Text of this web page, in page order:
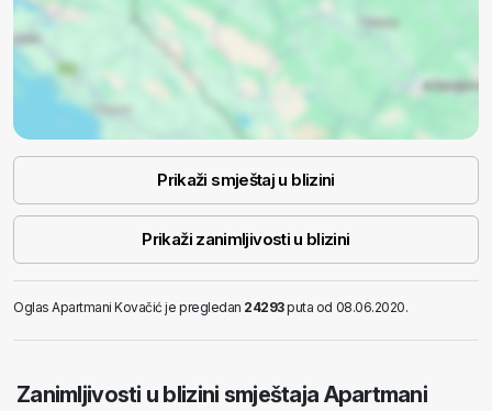
Prikaži smještaj u blizini
Prikaži zanimljivosti u blizini
Oglas Apartmani Kovačić je pregledan 24293puta od 08.06.2020.
Zanimljivosti u blizini smještaja Apartmani